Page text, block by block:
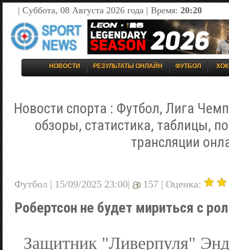
| Суббота, 08 Августа 2026 года | Время: 20:20
НОВОСТИ РЕЗУЛЬТАТЫ ОНЛАЙН ФУТБОЛ
Новости спорта : Футбол, Лига
обзоры, статистика, таблицы,
трансляции
Футбол | 15/09/2025 23:00| 157 | Оценка:
Робертсон не будет мириться с
Защитник "Ливерпуля"